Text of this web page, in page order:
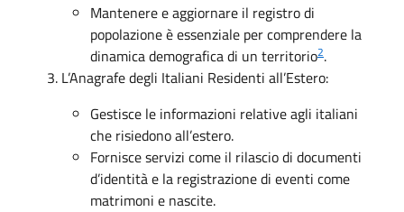
Mantenere e aggiornare il registro di
popolazione è essenziale per comprendere la
dinamica demografica di un territorio2.
L’Anagrafe degli Italiani Residenti all’Estero:
Gestisce le informazioni relative agli italiani
che risiedono all’estero.
Fornisce servizi come il rilascio di documenti
d’identità e la registrazione di eventi come
matrimoni e nascite.